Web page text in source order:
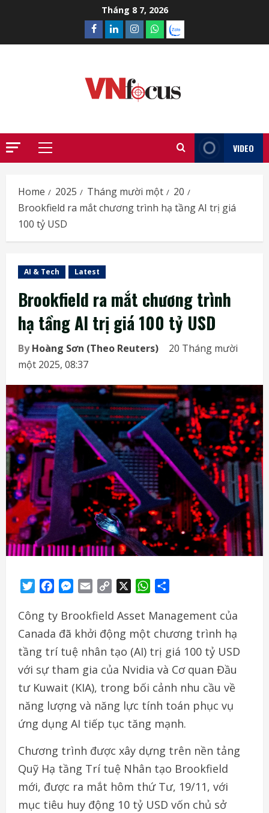
Tháng 8 7, 2026
Facebook
LinkedinInstagram
What’sapp
Zalo
Primary
VIDEO
Home 2025 Tháng mười một
20
Brookfield ra mắt chương trình hạ tầng AI trị giá
100 tỷ USD
AI & Tech Latest
Brookfield ra mắt chương trình
hạ tầng AI trị giá 100 tỷ USD
ByHoàng Sơn (Theo Reuters)
20 Tháng mười
một 2025, 08:37
TwitterFacebookMessenger
Email
Copy
WhatsApp
Công ty Brookfield Asset Management của
Canada đã khởi động một chương trình hạ
tầng trí tuệ nhân tạo (AI) trị giá 100 tỷ USD
với sự tham gia của Nvidia và Cơ quan Đầu
tư Kuwait (KIA), trong bối cảnh nhu cầu về
năng lượng và năng lực tính toán phục vụ
ứng dụng AI tiếp tục tăng mạnh.
Chương trình được xây dựng trên nền tảng
Quỹ Hạ tầng Trí tuệ Nhân tạo Brookfield
mới, được ra mắt hôm thứ Tư, 19/11, với
mục tiêu huy động 10 tỷ USD vốn chủ sở